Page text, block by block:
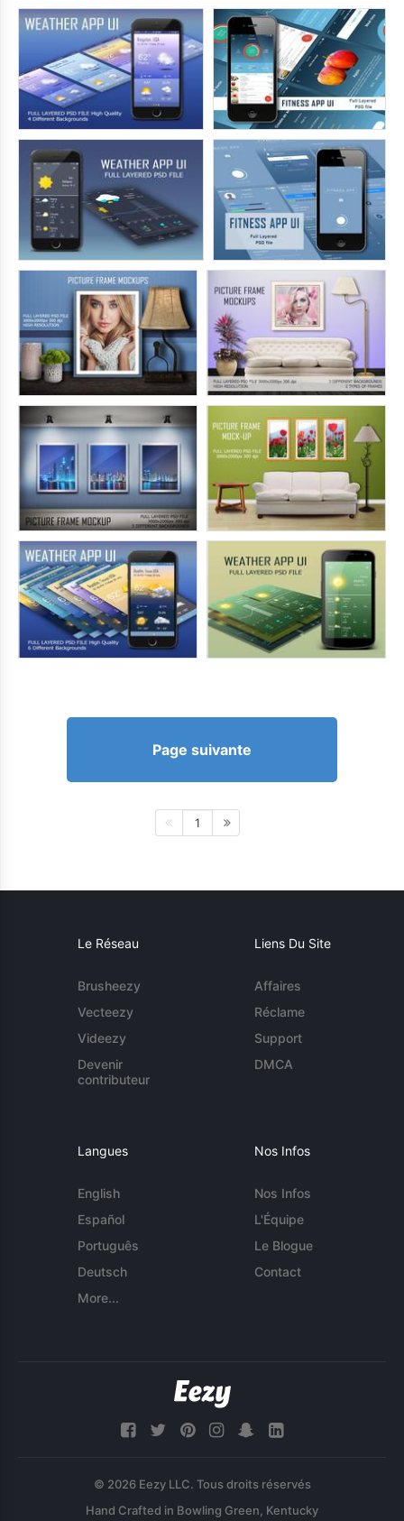
Page suivante
1
Le Réseau
Brusheezy
Vecteezy
Videezy
Devenir
contributeur
Liens Du Site
Affaires
Réclame
Support
DMCA
Langues
English
Español
Português
Deutsch
More...
Nos Infos
Nos Infos
L'Équipe
Le Blogue
Contact
© 2026 Eezy LLC. Tous droits réservés